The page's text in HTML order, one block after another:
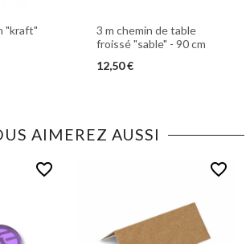
"kraft"
3 m chemin de table
froissé "sable" - 90 cm
12,50 €
AIMEREZ AUSSI
favorite_border favorite_border